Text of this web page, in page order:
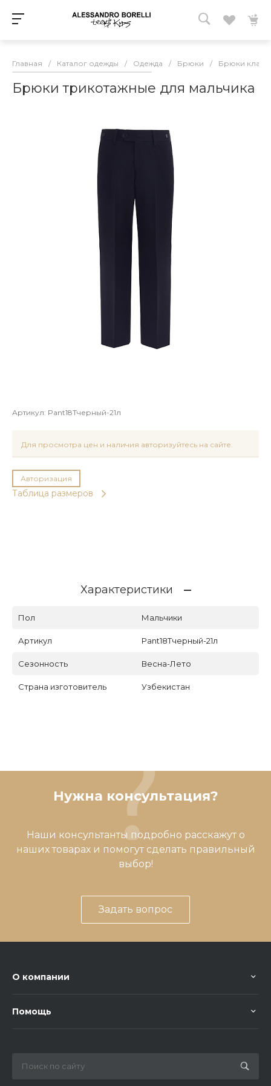
Главная / Каталог одежды / Одежда / Брюки / Брюки
Брюки трикотажные для мальчика
Артикул: Pant18Tчерный-21л
Для просмотра цен и наличия авторизуйтесь на сайте.
Авторизация
Таблица размеров
Характеристики
Пол Мальчики
Артикул Pant18Tчерный-21л
Сезонность Весна-Лето
Страна изготовитель Узбекистан
Нужна консультация?
Наши консультанты подробно расскажут о
наших товарах и помогут сделать правильный
выбор!
Задать вопрос
О компании
Помощь